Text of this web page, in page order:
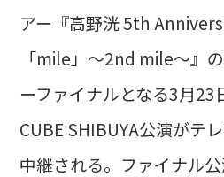
アー『高野洸 5th
「mile」～2nd mile～』
ーファイナルとなる3月23
CUBE SHIBUYA公演がテ
中継される。ファイナル